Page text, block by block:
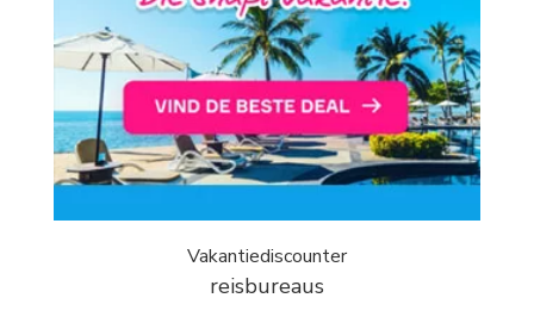
Vakantiediscounter
reisbureaus